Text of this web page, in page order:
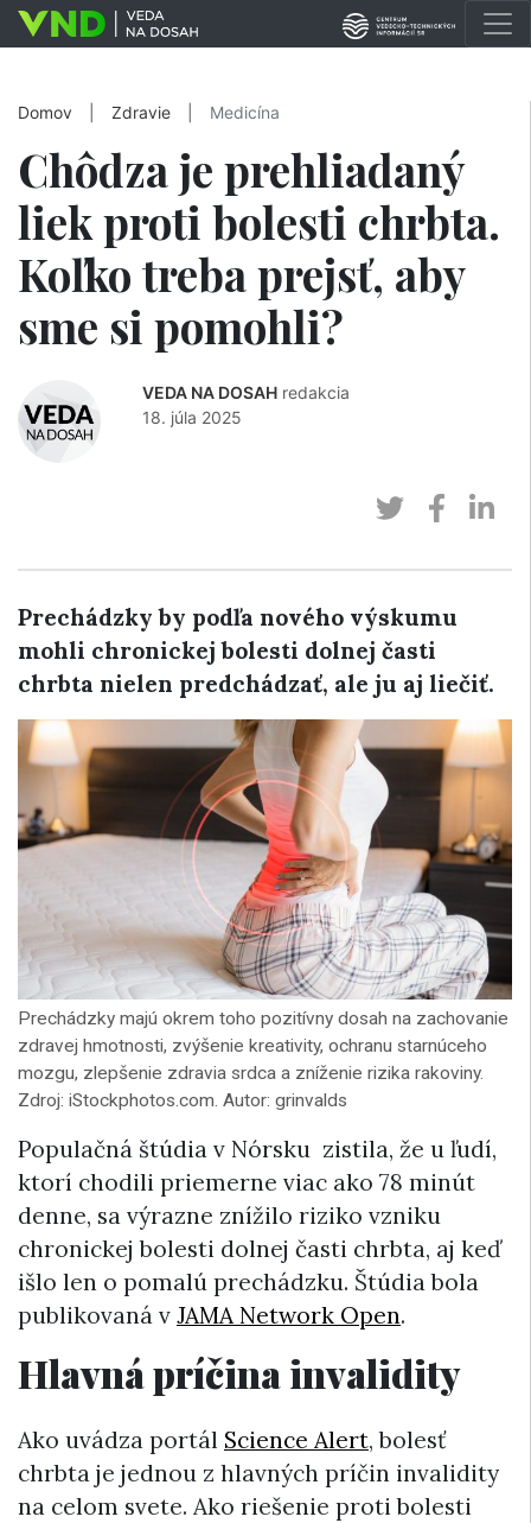
Domov Zdravie Medicína
Chôdza je prehliadaný
liek proti bolesti chrbta.
Koľko treba prejsť, aby
sme si pomohli?
VEDA NA DOSAH redakcia
18. júla 2025
Prechádzky by podľa nového výskumu
mohli chronickej bolesti dolnej časti
chrbta nielen predchádzať, ale ju aj liečiť.
Prechádzky majú okrem toho pozitívny dosah na zachovanie
zdravej hmotnosti, zvýšenie kreativity, ochranu starnúceho
mozgu, zlepšenie zdravia srdca a zníženie rizika rakoviny.
Zdroj: iStockphotos.com. Autor: grinvalds
Populačná štúdia v Nórsku zistila, že u ľudí,
ktorí chodili priemerne viac ako 78 minút
denne, sa výrazne znížilo riziko vzniku
chronickej bolesti dolnej časti chrbta, aj keď
išlo len o pomalú prechádzku. Štúdia bola
publikovaná v JAMA Network Open.
Hlavná príčina invalidity
Ako uvádza portál Science Alert, bolesť
chrbta je jednou z hlavných príčin invalidity
na celom svete. Ako riešenie proti bolesti